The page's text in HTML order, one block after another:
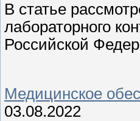
В статье
лабораторного
Российской
Медицинское
03.08.2022